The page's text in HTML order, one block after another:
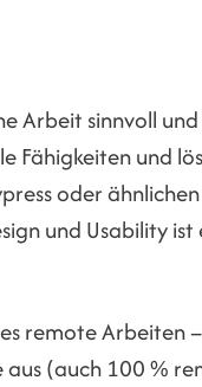
Arbeit sinnvoll
Fähigkeiten und
oder
und Usability ist
remote Arbeiten
aus (auch 100 %